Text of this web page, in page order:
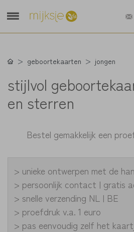
geboortekaarten jongen
stijlvol
en sterren
Bestel gemakkelijk een
> unieke ontwerpen met de
> persoonlijk contact | gratis
> snelle verzending NL | BE
> proefdruk v.a. 1 euro
> pas eenvoudig zelf het